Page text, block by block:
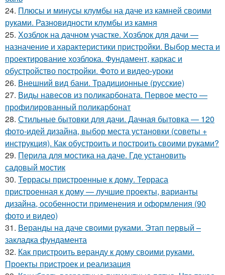
24. Плюсы и минусы клумбы на даче из камней своими
руками. Разновидности клумбы из камня
25. Хозблок на дачном участке. Хозблок для дачи —
назначение и характеристики пристройки. Выбор места и
проектирование хозблока. Фундамент, каркас и
обустройство постройки. Фото и видео-уроки
26. Внешний вид бани. Традиционные (русские)
27. Виды навесов из поликарбоната. Первое место —
профилированный поликарбонат
28. Стильные бытовки для дачи. Дачная бытовка — 120
фото-идей дизайна, выбор места установки (советы +
инструкция). Как обустроить и построить своими руками?
29. Перила для мостика на даче. Где установить
садовый мостик
30. Террасы пристроенные к дому. Терраса
пристроенная к дому — лучшие проекты, варианты
дизайна, особенности применения и оформления (90
фото и видео)
31. Веранды на даче своими руками. Этап первый –
закладка фундамента
32. Как пристроить веранду к дому своими руками.
Проекты пристроек и реализация